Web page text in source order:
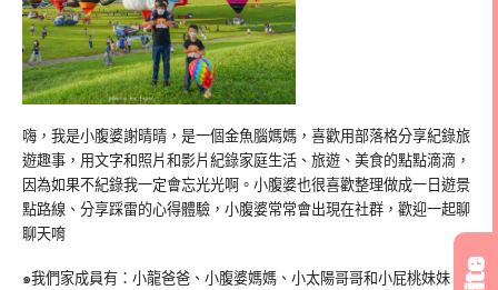
嗨，我是小腹婆謝晴晴，是一個金魚腦媽媽，喜歡用部落格分享紀錄旅
遊趣事，用文字和照片和影片紀錄家庭生活、旅遊、美食的點點滴滴，
因為如果不紀錄我一定會忘光光啊。小腹婆也很喜歡整理做成一日遊景
點路線、分享踩雷的心得體驗，小腹婆常常會出現在社群，歡迎一起聊
聊天唷
๑我們家成員有：小龍爸爸、小腹婆媽媽、小太陽哥哥和小屁桃妹妹